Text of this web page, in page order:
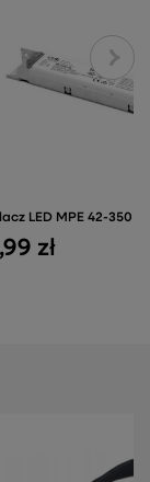
LED MPE 42-350
zł